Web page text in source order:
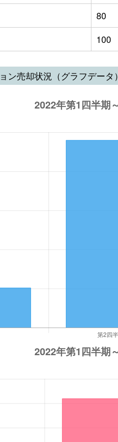
80
100
ン売却状況（グラフデータ）